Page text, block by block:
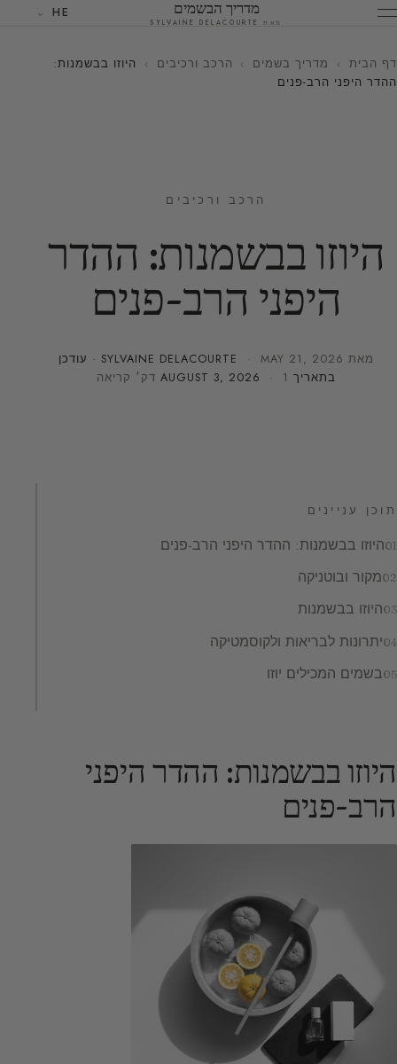
מדריך הבשמים
מאת SYLVAINE DELACOURTE
HE
דף הבית › מדריך בשמים › הרכב ורכיבים ›
היוזו בבשמנות:
ההדר היפני הרב-פנים
הרכב ורכיבים
היוזו בבשמנות: ההדר
היפני הרב-פנים
מאת SYLVAINE DELACOURTE · MAY 21, 2026
· עודכן
בתאריך
AUGUST 3, 2026 · 1 דק׳ קריאה
תוכן עניינים
היוזו בבשמנות: ההדר היפני הרב-פנים
מקור ובוטניקה
היוזו בבשמנות
יתרונות לבריאות ולקוסמטיקה
בשמים המכילים יוזו
היוזו בבשמנות: ההדר היפני
הרב-פנים